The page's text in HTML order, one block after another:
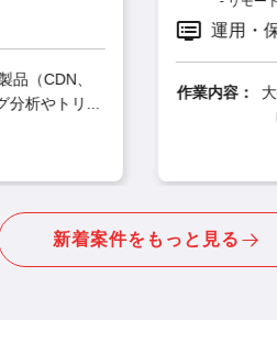
大手製造業・建設業クライアント向
けに、最先端のSIEM製品「G...
新着案件をもっと見る